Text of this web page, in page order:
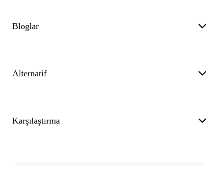
Bloglar
Alternatif
Karşılaştırma